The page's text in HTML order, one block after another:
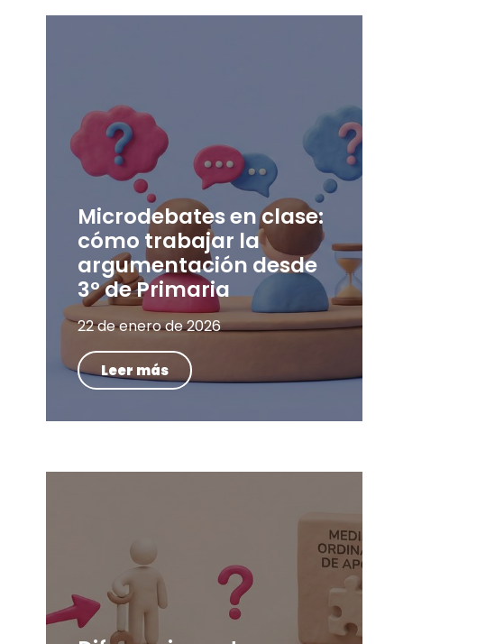
Microdebates en clase:
cómo trabajar la
argumentación desde
3º de Primaria
22 de enero de 2026
Leer más